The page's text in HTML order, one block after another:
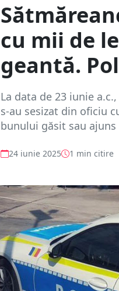
cu mii de
geantă.
La data de 23 iunie
s-au sesizat din oficiu
bunului găsit sau
24 iunie 2025 1 min citire